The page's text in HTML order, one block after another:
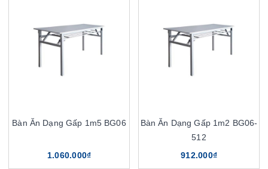
Bàn Ăn Dạng Gấp 1m5 BG06
1.060.000₫
Bàn Ăn Dạng Gấp 1m2 BG06-
512
912.000₫